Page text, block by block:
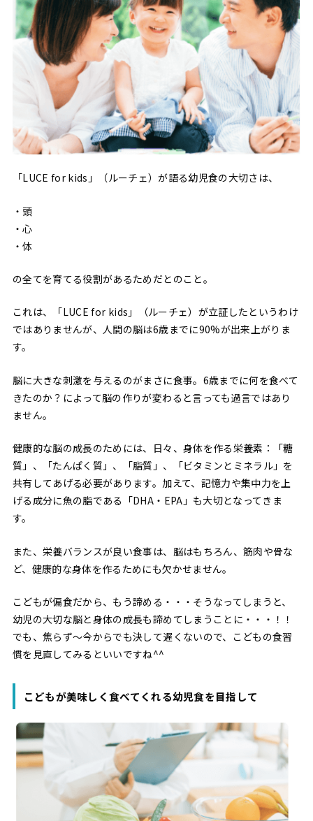
「LUCE for kids」（ルーチェ）が語る幼児食の大切さは、
・頭
・心
・体
の全てを育てる役割があるためだとのこと。
これは、「LUCE for kids」（ルーチェ）が立証したというわけ
ではありませんが、人間の脳は6歳までに90%が出来上がりま
す。
脳に大きな刺激を与えるのがまさに食事。6歳までに何を食べて
きたのか？によって脳の作りが変わると言っても過言ではあり
ません。
健康的な脳の成長のためには、日々、身体を作る栄養素：「糖
質」、「たんぱく質」、「脂質」、「ビタミンとミネラル」を
共有してあげる必要があります。加えて、記憶力や集中力を上
げる成分に魚の脂である「DHA・EPA」も大切となってきま
す。
また、栄養バランスが良い食事は、脳はもちろん、筋肉や骨な
ど、健康的な身体を作るためにも欠かせません。
こどもが偏食だから、もう諦める・・・そうなってしまうと、
幼児の大切な脳と身体の成長も諦めてしまうことに・・・！！
でも、焦らず〜今からでも決して遅くないので、こどもの食習
慣を見直してみるといいですね^^
こどもが美味しく食べてくれる幼児食を目指して